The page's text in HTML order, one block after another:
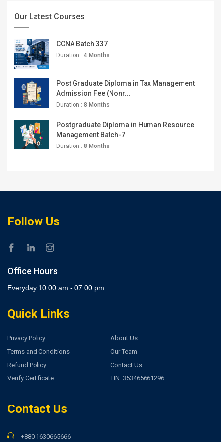
Our Latest Courses
CCNA Batch 337
Duration : 4 Months
Post Graduate Diploma in Tax Management
Admission Fee (Nonr...
Duration : 8 Months
Postgraduate Diploma in Human Resource
Management Batch-7
Duration : 8 Months
Follow Us
Office Hours
Everyday 10:00 am - 07:00 pm
Quick Links
Privacy Policy
About Us
Terms and Conditions
Our Team
Refund Policy
Contact Us
Verify Certificate
TIN: 353465661296
Contact Us
+880 1630665666